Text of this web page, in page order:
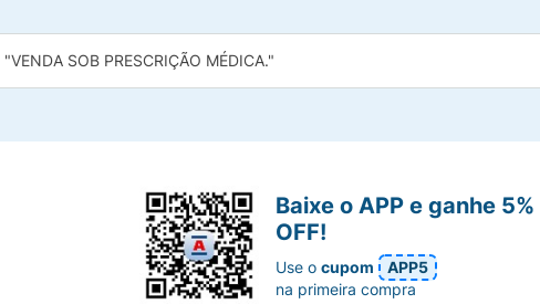
"VENDA SOB PRESCRIÇÃO MÉDICA."
Baixe o APP e ganhe 5%
OFF!
Use ocupom
APP5
na primeira compra